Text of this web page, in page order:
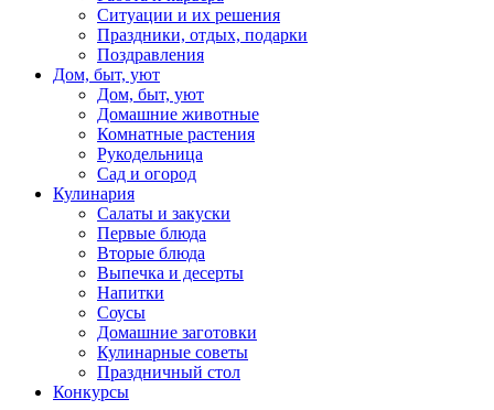
Ситуации и их решения
Праздники, отдых, подарки
Поздравления
Дом, быт, уют
Дом, быт, уют
Домашние животные
Комнатные растения
Рукодельница
Сад и огород
Кулинария
Салаты и закуски
Первые блюда
Вторые блюда
Выпечка и десерты
Напитки
Соусы
Домашние заготовки
Кулинарные советы
Праздничный стол
Конкурсы